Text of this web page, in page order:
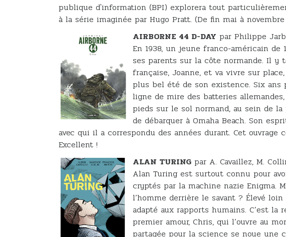
publique d'information (BPI) explorera tout
à la série imaginée par Hugo Pratt. (De fin mai à
AIRBORNE 44 D-DAY par Philippe
En 1938, un jeune franco-américain de
ses parents sur la côte normande. Il y
française, Joanne, et va vivre sur
plus bel été de son existence. Six ans
ligne de mire des batteries
pieds sur le sol normand, au sein de la
de débarquer à Omaha Beach. Son
avec qui il a correspondu des années durant. Cet
Excellent !
ALAN TURING par A. Cavaillez, M.
Alan Turing est surtout connu pour
cryptés par la machine nazie Enigma.
l’homme derrière le savant ? Élevé
adapté aux rapports humains. C’est la
premier amour, Chris, qui l’ouvre au
partagée pour la science se noue une